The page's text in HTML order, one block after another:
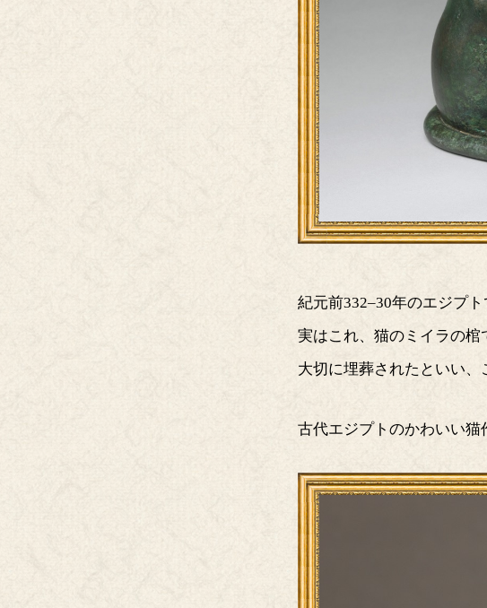
紀元前332–30年のエジプ
実はこれ、猫のミイラの
大切に埋葬されたといい、
古代エジプトのかわいい猫